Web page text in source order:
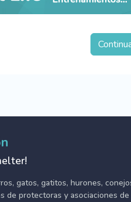
gatos, gatitos, hurones,
de protectoras y asociaciones